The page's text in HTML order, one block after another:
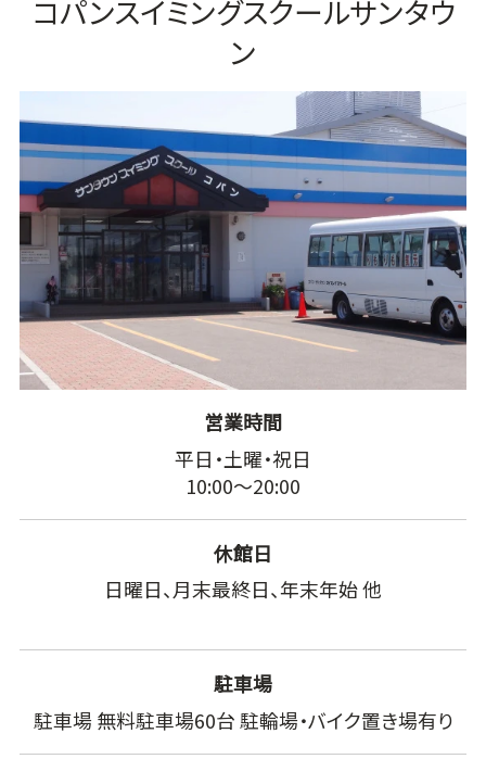
コパンスイミングスクールサンタウ
ン
営業時間
平日・土曜・祝日
10:00～20:00
休館日
日曜日、月末最終日、年末年始 他
駐車場
駐車場 無料駐車場60台 駐輪場・バイク置き場有り